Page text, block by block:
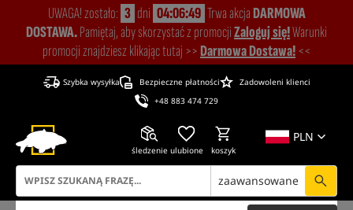
UWAGA! zostało: 3 dni 04:06:48 Trwa akcjaDARMOWA
DOSTAWA.Pamiętaj, aby skorzystać z promocjiZaloguj się!Warunki
promocji znajdziesz klikając tutaj >>Darmowa Dostawa! <<
Szybka wysyłka Bezpieczne płatności
Zadowoleni klienci
+48 883 474 729
PLN
śledzenie ulubione koszyk
zaawansowane